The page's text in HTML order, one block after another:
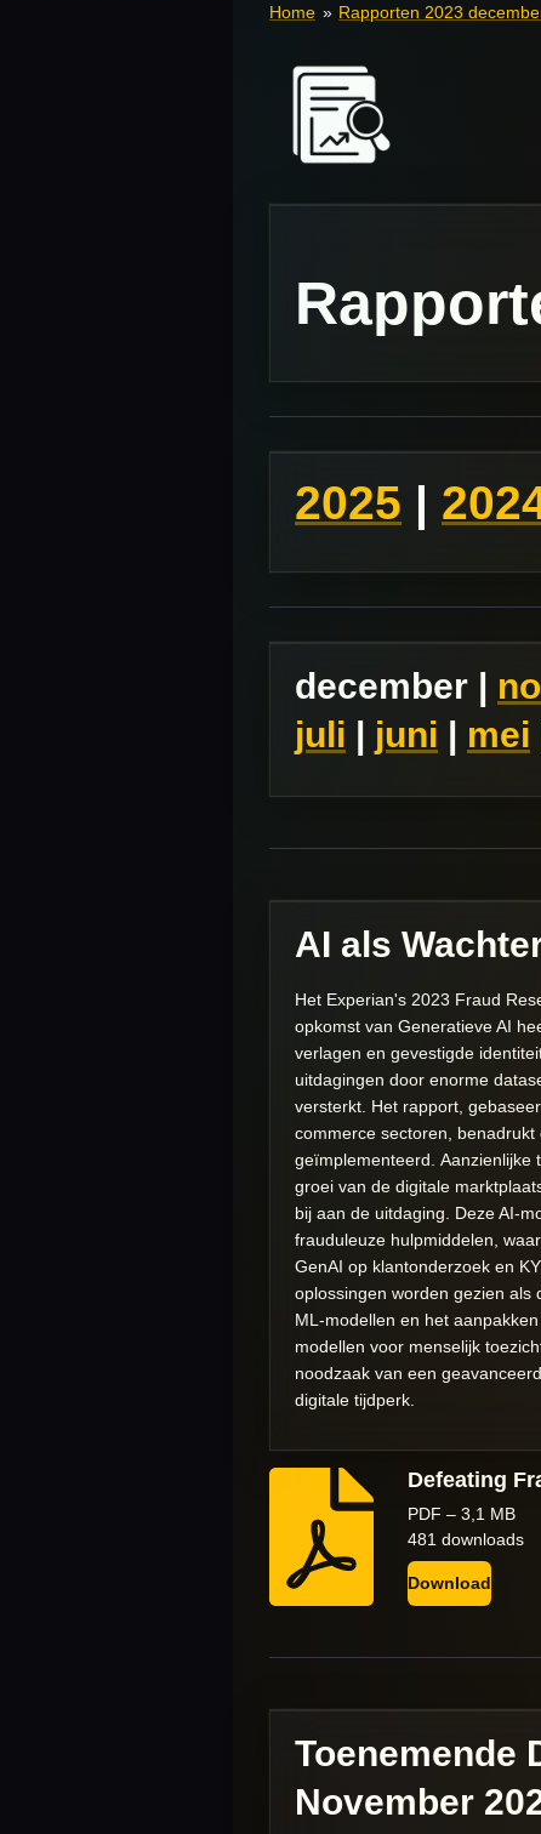
Home » Rapporten 2023
2025 |
december |
juli | juni | mei
AI als
Het Experian's 2023 Fraud
opkomst van Generatieve AI
verlagen en gevestigde
uitdagingen door enorme
versterkt. Het rapport,
commerce sectoren,
geïmplementeerd. Aanzienlijke
groei van de digitale
bij aan de uitdaging. Deze AI-
frauduleuze hulpmiddelen,
GenAI op klantonderzoek en
oplossingen worden gezien als
ML-modellen en het
modellen voor menselijk
noodzaak van een
digitale tijdperk.
Defeating
PDF – 3,1 MB
481 downloads
Download
Toenemende
November